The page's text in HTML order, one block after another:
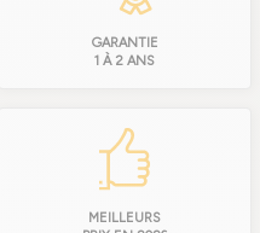
GARANTIE
1 À 2 ANS
MEILLEURS